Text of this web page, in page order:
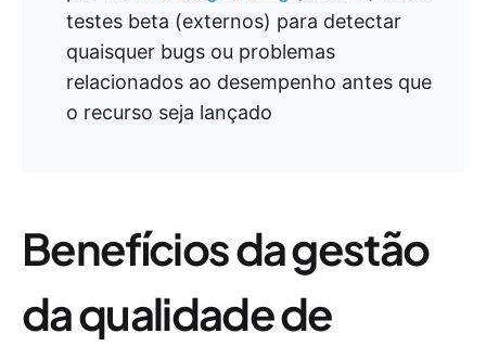
testes beta (externos) para detectar
quaisquer bugs ou problemas
relacionados ao desempenho antes que
o recurso seja lançado
Benefícios da gestão
da qualidade de